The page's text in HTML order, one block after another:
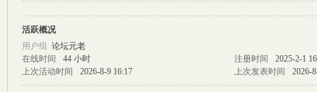
活跃概况
用户组 论坛元老
在线时间
44 小时 注册时间
2025-2-1
上次活动时间
2026-8-9 16:17 上次发表时间 2026-